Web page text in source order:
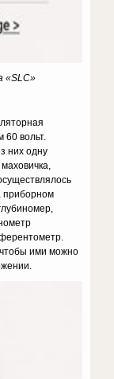
«SLС»
60 вольт.
них одну
при­борном
ими можно